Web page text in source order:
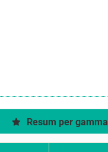
Resum per gamma